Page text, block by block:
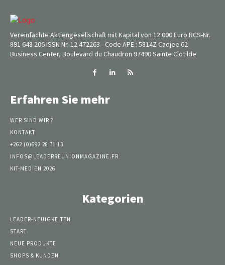
Vereinfachte Aktiengesellschaft mit Kapital von 12.000 Euro RCS-Nr.
891 648 206 ISSN Nr. 12 472263 - Code APE : 5814Z Cadjee 62
Business Center, Boulevard du Chaudron 97490 Sainte Clotilde
Erfahren Sie mehr
WER SIND WIR ?
KONTAKT
+262 (0)692 28 71 13
INFOS@LEADERREUNIONMAGAZINE.FR
KIT-MEDIEN 2026
Kategorien
LEADER-NEUIGKEITEN
START
NEUE PRODUKTE
SHOPS & KUNDEN